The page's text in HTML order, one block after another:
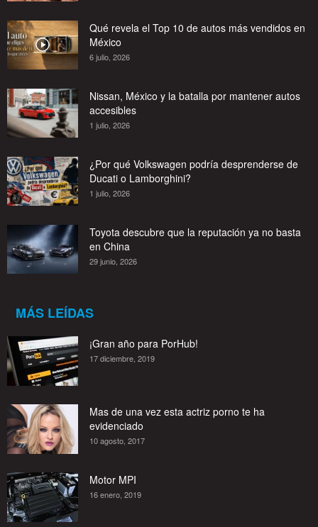
Qué revela el Top 10 de autos más vendidos en
México
6 julio, 2026
Nissan, México y la batalla por mantener autos
accesibles
1 julio, 2026
¿Por qué Volkswagen podría desprenderse de
Ducati o Lamborghini?
1 julio, 2026
Toyota descubre que la reputación ya no basta
en China
29 junio, 2026
MÁS LEÍDAS
¡Gran año para PorHub!
17 diciembre, 2019
Mas de una vez esta actriz porno te ha
evidenciado
10 agosto, 2017
Motor MPI
16 enero, 2019